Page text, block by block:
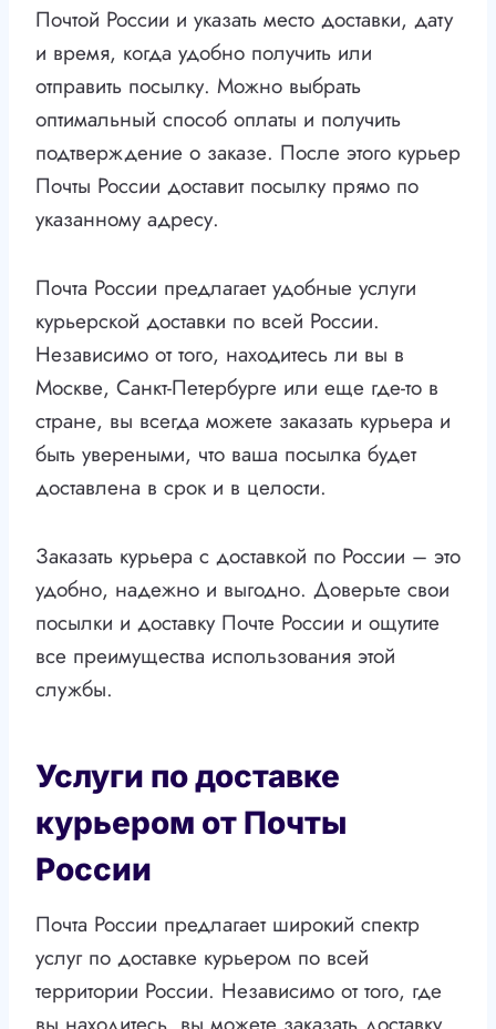
Почтой России и указать место доставки, дату
и время, когда удобно получить или
отправить посылку. Можно выбрать
оптимальный способ оплаты и получить
подтверждение о заказе. После этого курьер
Почты России доставит посылку прямо по
указанному адресу.
Почта России предлагает удобные услуги
курьерской доставки по всей России.
Независимо от того, находитесь ли вы в
Москве, Санкт-Петербурге или еще где-то в
стране, вы всегда можете заказать курьера и
быть увереными, что ваша посылка будет
доставлена в срок и в целости.
Заказать курьера с доставкой по России – это
удобно, надежно и выгодно. Доверьте свои
посылки и доставку Почте России и ощутите
все преимущества использования этой
службы.
Услуги по доставке
курьером от Почты
России
Почта России предлагает широкий спектр
услуг по доставке курьером по всей
территории России. Независимо от того, где